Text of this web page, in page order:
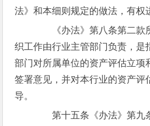
法》和本细则规定的做法，有权
《办法》第八条第二款
织工作由行业主管部门负责，是
部门对所属单位的资产评估立项
签署意见，并对本行业的资产评
导。
第十五条《办法》第九